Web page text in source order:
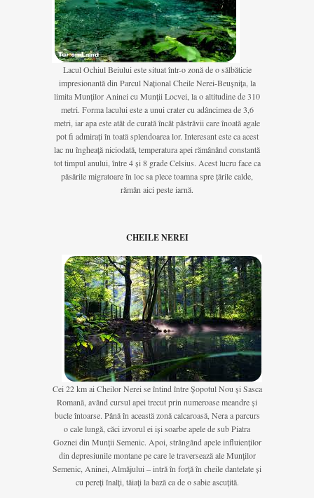
Lacul Ochiul Beiului este situat într-o zonă de o sălbăticie
impresionantă din Parcul Național Cheile Nerei-Beușnița, la
limita Munților Aninei cu Munții Locvei, la o altitudine de 310
metri. Forma lacului este a unui crater cu adâncimea de 3,6
metri, iar apa este atât de curată încât păstrăvii care înoată agale
pot fi admirați în toată splendoarea lor. Interesant este ca acest
lac nu îngheață niciodată, temperatura apei rămânând constantă
tot timpul anului, între 4 și 8 grade Celsius. Acest lucru face ca
păsările migratoare în loc sa plece toamna spre țările calde,
rămân aici peste iarnă.
CHEILE NEREI
Cei 22 km ai Cheilor Nerei se întind între Șopotul Nou și Sasca
Romană, având cursul apei trecut prin numeroase meandre și
bucle întoarse. Până în această zonă calcaroasă, Nera a parcurs
o cale lungă, căci izvorul ei iși soarbe apele de sub Piatra
Goznei din Munții Semenic. Apoi, strângând apele influienților
din depresiunile montane pe care le traversează ale Munților
Semenic, Aninei, Almăjului – intră în forță în cheile dantelate și
cu pereți înalți, tăiați la bază ca de o sabie ascuțită.